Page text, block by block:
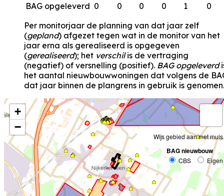
BAG opgeleverd 0 0 0 0 1
0
Per monitorjaar de planning van dat jaar zelf
(gepland) afgezet tegen wat in de monitor van het
jaar erna als gerealiseerd is opgegeven
(gerealiseerd); het verschilis de vertraging
(negatief) of versnelling (positief). BAG opgeleverd
het aantal nieuwbouwwoningen dat volgens de
dat jaar binnen de plangrens in gebruik is genomen.
+
−
Wijs gebied aan met muis
BAG nieuwbouw
CBS Eigen